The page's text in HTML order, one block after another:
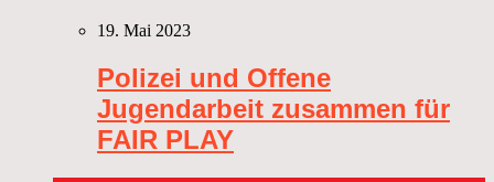
19. Mai 2023
Polizei und Offene
Jugendarbeit zusammen für
FAIR PLAY